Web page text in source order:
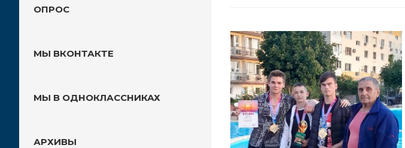
ОПРОС
МЫ ВКОНТАКТЕ
МЫ В ОДНОКЛАССНИКАХ
АРХИВЫ